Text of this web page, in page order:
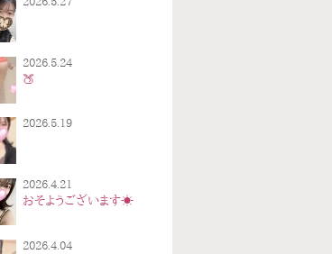
2026.5.24
🍑
2026.5.19
2026.4.21
おそようございます☀️
2026.4.04